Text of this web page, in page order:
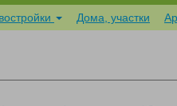
Дома, участки